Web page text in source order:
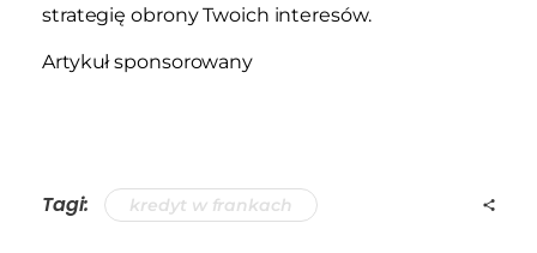
strategię obrony Twoich interesów.
Artykuł sponsorowany
Tagi: kredyt w frankach